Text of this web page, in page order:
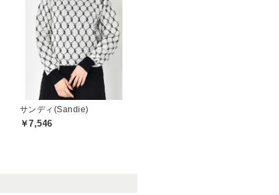
サンディ(Sandie)
￥7,546